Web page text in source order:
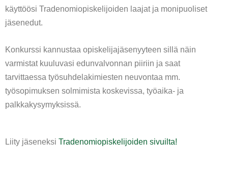
käyttöösi Tradenomiopiskelijoiden laajat ja monipuoliset
jäsenedut.
Konkurssi kannustaa opiskelijajäsenyyteen sillä näin
varmistat kuuluvasi edunvalvonnan piiriin ja saat
tarvittaessa työsuhdelakimiesten neuvontaa mm.
työsopimuksen solmimista koskevissa, työaika- ja
palkkakysymyksissä.
Liity jäseneksi Tradenomiopiskelijoiden sivuilta!